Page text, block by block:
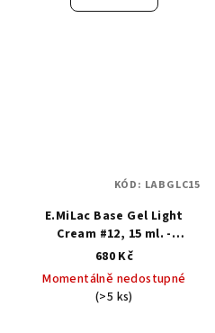
E.MiLac Base Gel Light
Cream #12, 15 ml. -
Modelační kamuflážní báze
680 Kč
Momentálně nedostupné
(>5 ks)
KÓD: LABGLC15